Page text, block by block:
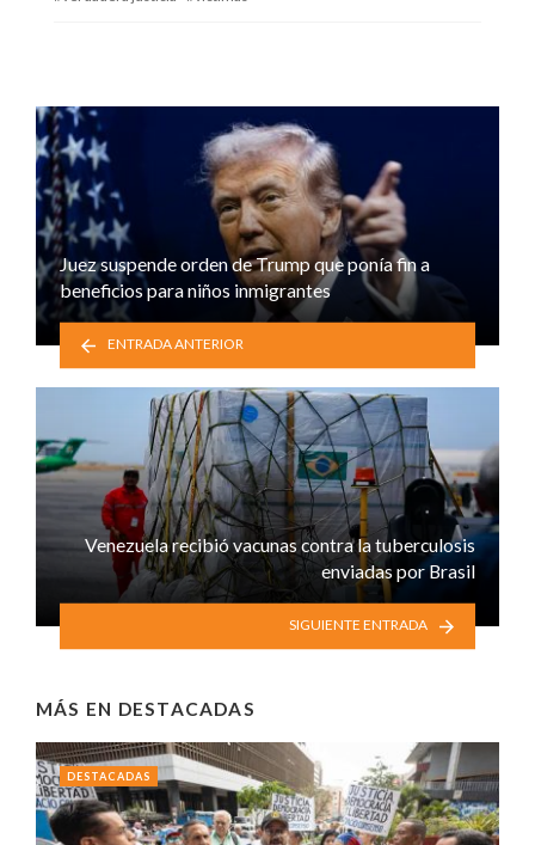
Juez suspende orden de Trump que ponía fin a
beneficios para niños inmigrantes
ENTRADA ANTERIOR
Venezuela recibió vacunas contra la tuberculosis
enviadas por Brasil
SIGUIENTE ENTRADA
MÁS EN DESTACADAS
DESTACADAS